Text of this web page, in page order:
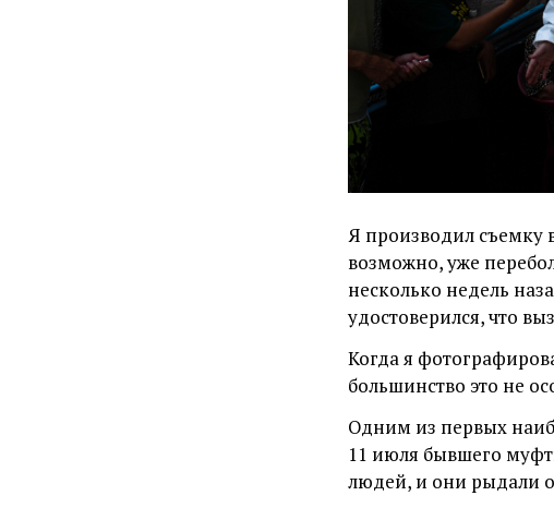
Я производил съемку
возможно, уже
несколько недель
удостоверился, что
Когда я
большинство это не
Одним из первых
11 июля бывшего
людей, и они рыдали